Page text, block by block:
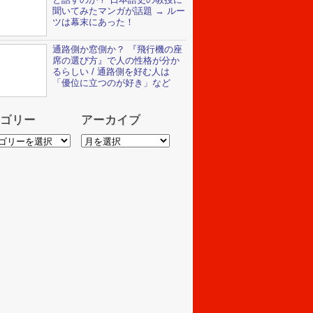
聞いてみたマンガが話題 → ルー
ツは幕末にあった！
通路側か窓側か？ 『飛行機の座
席の選び方』で人の性格が分か
るらしい / 通路側を好む人は
「優位に立つのが好き」など
リー アーカイブ
ア
ー